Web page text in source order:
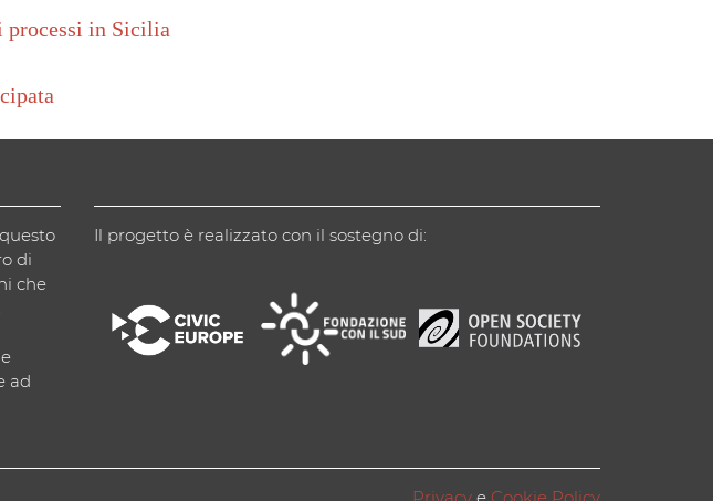
processi in Sicilia
di
che
ad
Il progetto è realizzato con il sostegno di: